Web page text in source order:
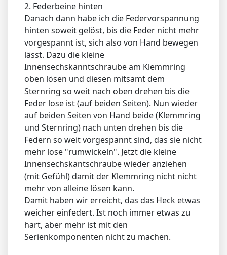
2. Federbeine hinten
Danach dann habe ich die Federvorspannung
hinten soweit gelöst, bis die Feder nicht mehr
vorgespannt ist, sich also von Hand bewegen
lässt. Dazu die kleine
Innensechskanntschraube am Klemmring
oben lösen und diesen mitsamt dem
Sternring so weit nach oben drehen bis die
Feder lose ist (auf beiden Seiten). Nun wieder
auf beiden Seiten von Hand beide (Klemmring
und Sternring) nach unten drehen bis die
Federn so weit vorgespannt sind, das sie nicht
mehr lose "rumwickeln". Jetzt die kleine
Innensechskantschraube wieder anziehen
(mit Gefühl) damit der Klemmring nicht nicht
mehr von alleine lösen kann.
Damit haben wir erreicht, das das Heck etwas
weicher einfedert. Ist noch immer etwas zu
hart, aber mehr ist mit den
Serienkomponenten nicht zu machen.